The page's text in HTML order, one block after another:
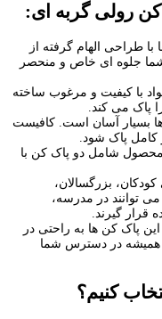
رولی گربه ای:
طراحی الهام گرفته از
جلوه ای خاص و منحصر
با کیفیت و مرغوب ساخته
پاک می کند.
بسیار آسان است. کافیست
کامل پاک شود.
شامل دو پاک کن با
بزرگسالان،
توانند در مدرسه،
قرار گیرند.
5.5 سانتی متر، این پاک کن ها به راحتی در
همیشه در دسترس شما
کنیم؟